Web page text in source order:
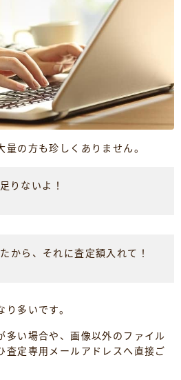
の方も珍しくありません。
りないよ！
から、それに査定額入れて！
多いです。
多い場合や、画像以外のファイル
査定専用メールアドレスへ直接ご